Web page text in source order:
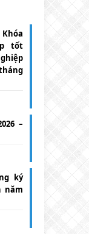
tốt
–
ký
năm